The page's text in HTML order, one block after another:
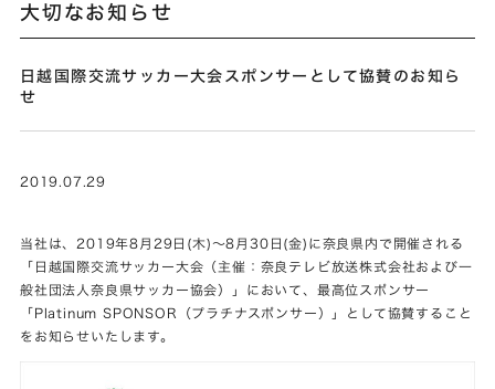
大切なお知らせ
日越国際交流サッカー大会スポンサーとして協賛のお知ら
せ
2019.07.29
当社は、2019年8月29日(木)～8月30日(金)に奈良県内で開催される
「日越国際交流サッカー大会（主催：奈良テレビ放送株式会社および一
般社団法人奈良県サッカー協会）」において、最高位スポンサー
「Platinum SPONSOR（プラチナスポンサー）」として協賛すること
をお知らせいたします。